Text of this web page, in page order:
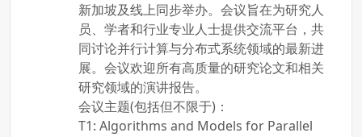
新加坡及线上同步举办。会议旨在为研究人
员、学者和行业专业人士提供交流平台，共
同讨论并行计算与分布式系统领域的最新进
展。会议欢迎所有高质量的研究论文和相关
研究领域的演讲报告。
会议主题(包括但不限于)：
T1: Algorithms and Models for Parallel